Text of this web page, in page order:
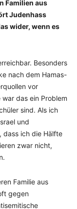
Familien aus
Judenhass
wider, wenn es
Besonders
nach dem Hamas-
vor
das ein Problem
sind. Als ich
und
dass ich die Hälfte
zwar nicht,
Familie aus
gegen